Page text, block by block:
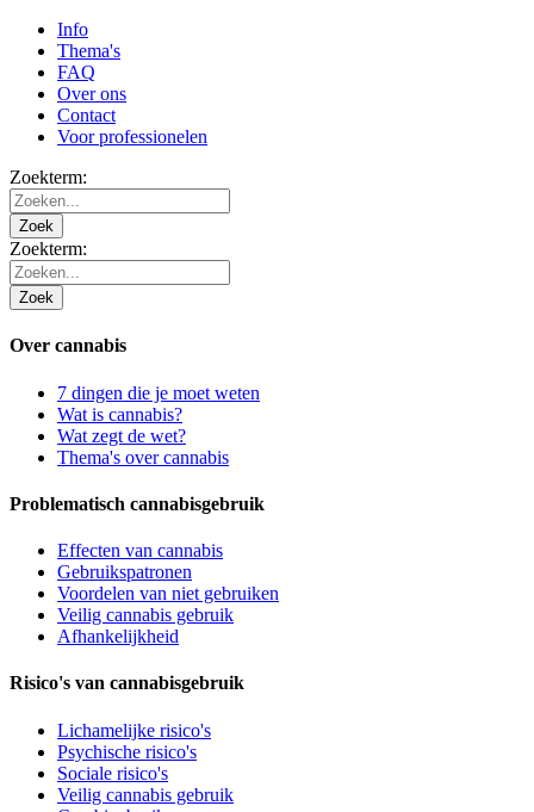
Info
Thema's
FAQ
Over ons
Contact
Voor professionelen
Zoekterm:
Zoek
Zoekterm:
Zoek
Over cannabis
7 dingen die je moet weten
Wat is cannabis?
Wat zegt de wet?
Thema's over cannabis
Problematisch cannabisgebruik
Effecten van cannabis
Gebruikspatronen
Voordelen van niet gebruiken
Veilig cannabis gebruik
Afhankelijkheid
Risico's van cannabisgebruik
Lichamelijke risico's
Psychische risico's
Sociale risico's
Veilig cannabis gebruik